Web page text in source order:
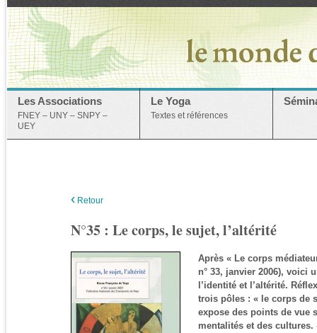
Les Associations
FNEY – UNY – SNPY –
UEY
Le Yoga
Textes et références
‹ Retour
N°35 : Le corps, le sujet, l’altérité
Après « Le corps
n° 33, janvier 2006), voici
l’identité et l’altérité.
trois pôles : « le corps de
expose des points de vue
mentalités et des cultures.